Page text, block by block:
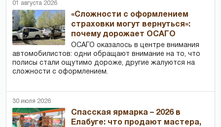
01 августа 2026
«Сложности с оформлением
страховки могут вернуться»:
почему дорожает ОСАГО
ОСАГО оказалось в центре внимания
автомобилистов: одни обращают внимание на то, что
полисы стали ощутимо дороже, другие жалуются на
сложности с оформлением.
30 июля 2026
Спасская ярмарка – 2026 в
Елабуге: что продают мастера,